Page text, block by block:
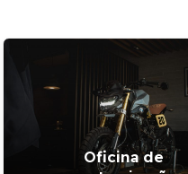
Oficina de